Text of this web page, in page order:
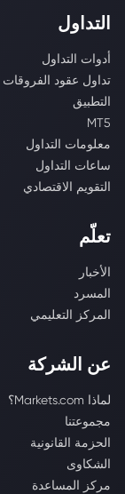
التداول
أدوات التداول
تداول عقود الفروقات
التطبيق
MT5
معلومات التداول
ساعات التداول
التقويم الاقتصادي
تعلّم
الأخبار
المسرد
المركز التعليمي
عن الشركة
لماذا Markets.com؟
مجموعتنا
الحزمة القانونية
الشكاوى
مركز المساعدة